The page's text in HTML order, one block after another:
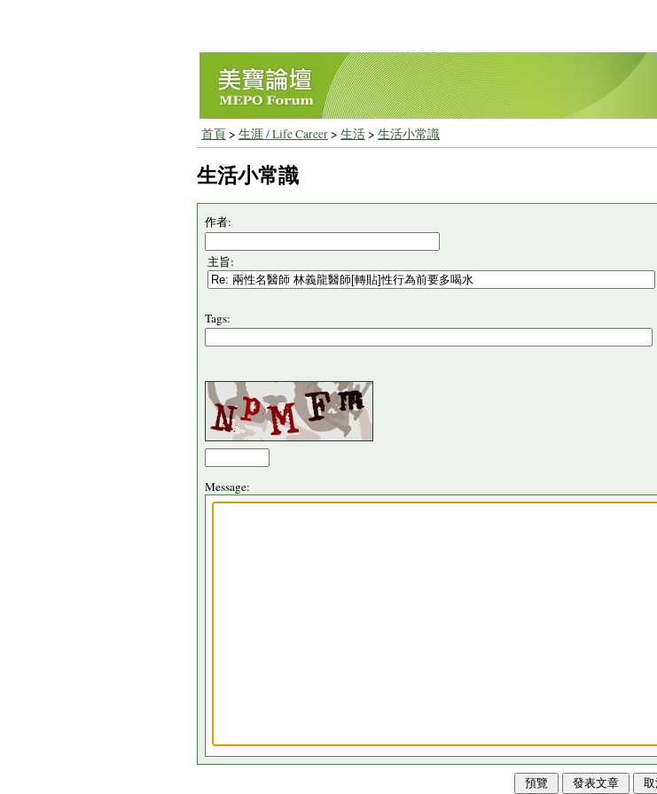
首頁> 生涯 / Life Career> 生活> 生活小常識
生活小常識
作者:
主旨:
Tags:
Message: